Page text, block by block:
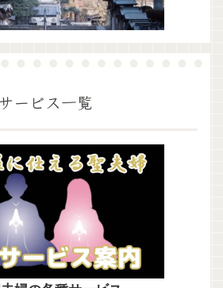
サービス一覧